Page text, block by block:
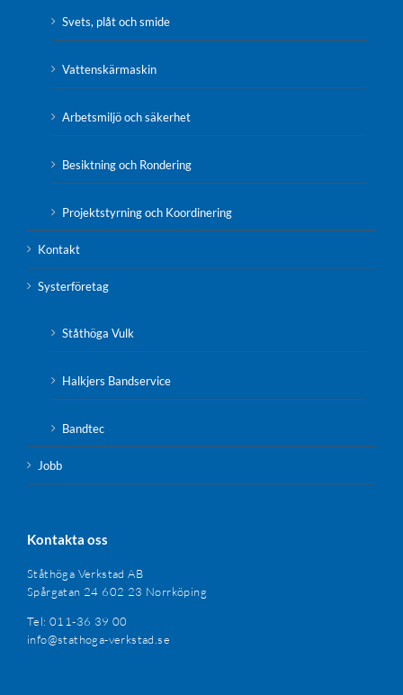
Svets, plåt och smide
Vattenskärmaskin
Arbetsmiljö och säkerhet
Besiktning och Rondering
Projektstyrning och Koordinering
Kontakt
Systerföretag
Ståthöga Vulk
Halkjers Bandservice
Bandtec
Jobb
Kontakta oss
Ståthöga Verkstad AB
Spårgatan 24 602 23 Norrköping
Tel: 011-36 39 00
info@stathoga-verkstad.se